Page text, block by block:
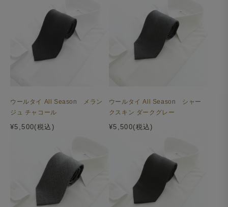
ウールタイ All Season メラン
ジュ チャコール
¥5,500(税込)
ウールタイ All Season シャー
クスキン ダークグレー
¥5,500(税込)